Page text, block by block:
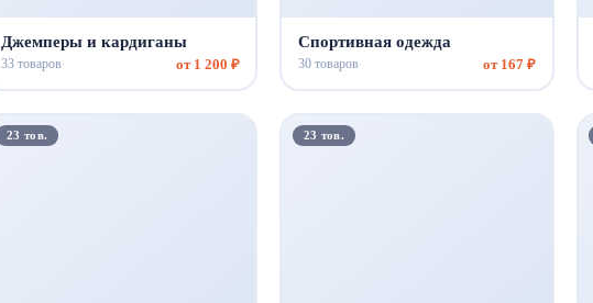
Джемперы и кардиганы
33 товаров· от 1 200 ₽
Спортивная одежда
30 товаров· от 167 ₽
23 тов. 23 тов.